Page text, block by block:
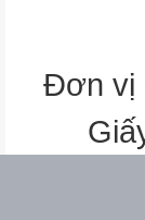
Đơn vị